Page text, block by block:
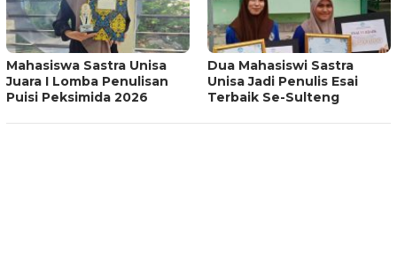
Mahasiswa Sastra Unisa
Juara I Lomba Penulisan
Puisi Peksimida 2026
Dua Mahasiswi Sastra
Unisa Jadi Penulis Esai
Terbaik Se-Sulteng